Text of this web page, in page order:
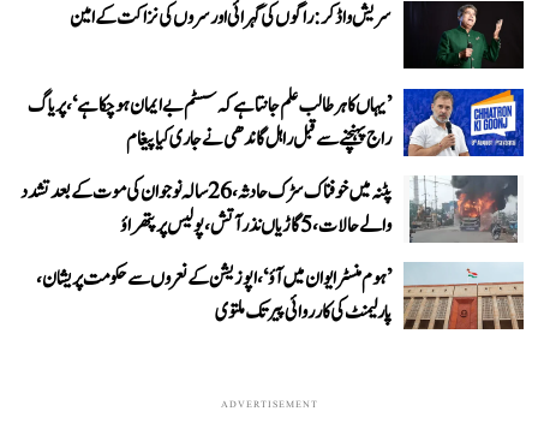
سریش واڈکر: راگوں کی گہرائی اور سروں کی نزاکت کے امین
’یہاں کا ہر طالب علم جانتا ہے کہ سسٹم بے ایمان ہو چکا ہے‘، پریاگ
راج پہنچنے سے قبل راہل گاندھی نے جاری کیا پیغام
پٹنہ میں خوفناک سڑک حادثہ، 26 سالہ نوجوان کی موت کے بعد تشدد
والے حالات، 5 گاڑیاں نذر آتش، پولیس پر پتھراؤ
’ہوم منسٹر ایوان میں آؤ‘، اپوزیشن کے نعروں سے حکومت پریشان،
پارلیمنٹ کی کارروائی پیر تک ملتوی
ADVERTISEMENT